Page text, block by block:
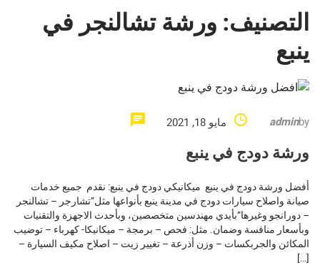
التصنيف: ورشة تشالنجر في
ينبع
by
admin مايو 18, 2021
ورشة دودج في ينبع
أفضل ورشة دودج في ينبع ميكانيكي دودج في ينبع: نقدم جميع خدمات
صيانة واصلاح سيارات دودج في مدينة ينبع بأنواعها مثل”تشارجر – تشالنجر
– دورانجو وغيرها”بأيدي مهندسين متخصصين، وبأحدث الاجهزة والتقنيات
وبأسعار منافسة وضمان. مثل: فحص – برمجة – ميكانيكا- كهرباء – توضيب
المكائن والجربكسات – وزن أذرعة – تغيير زيت – اصلاح مكيف السيارة –
[…]